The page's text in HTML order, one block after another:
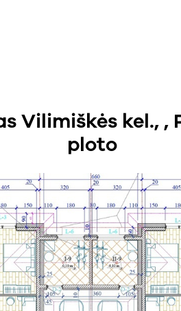
Vilimiškės kel., ,
ploto